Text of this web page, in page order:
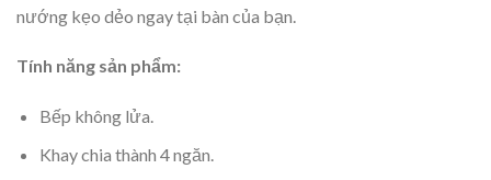
nướng kẹo dẻo ngay tại bàn của bạn.
Tính năng sản phẩm:
Bếp không lửa.
Khay chia thành 4 ngăn.